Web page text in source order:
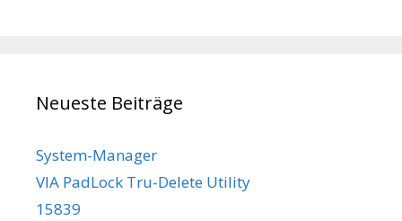
Neueste Beiträge
System-Manager
VIA PadLock Tru-Delete Utility
15839